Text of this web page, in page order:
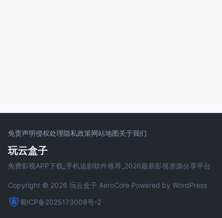
免责声明侵权处理隐私政策网站地图关于我们
玩云盒子
免费影视APP下载_手机追剧软件推荐_2026最新影视资源分享平台
Copyright © 2026 玩云盒子 AeroCore Powered by WordPress
蜀ICP备2025173008号-2